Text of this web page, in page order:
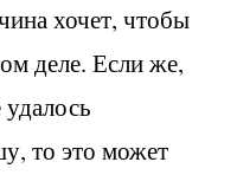
хочет, чтобы
деле. Если же,
то это может